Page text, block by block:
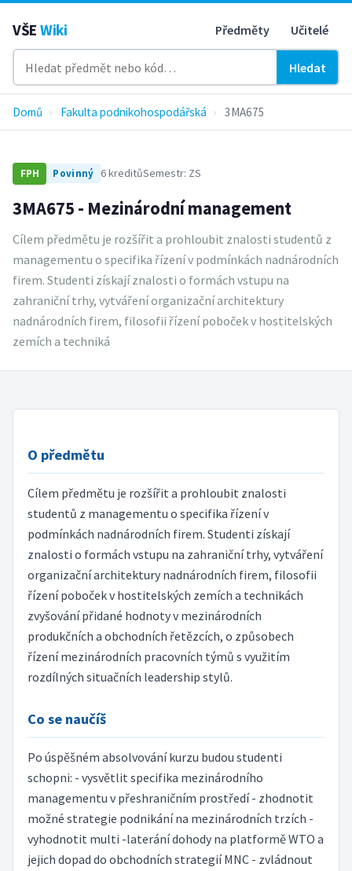
VŠE Wiki Předměty Učitelé
Hledat
Domů › Fakulta podnikohospodářská › 3MA675
FPH Povinný 6 kreditůSemestr: ZS
3MA675 - Mezinárodní management
Cílem předmětu je rozšířit a prohloubit znalosti studentů z
managementu o specifika řízení v podmínkách nadnárodních
firem. Studenti získají znalosti o formách vstupu na
zahraniční trhy, vytváření organizační architektury
nadnárodních firem, filosofii řízení poboček v hostitelských
zemích a techniká
O předmětu
Cílem předmětu je rozšířit a prohloubit znalosti
studentů z managementu o specifika řízení v
podmínkách nadnárodních firem. Studenti získají
znalosti o formách vstupu na zahraniční trhy, vytváření
organizační architektury nadnárodních firem, filosofii
řízení poboček v hostitelských zemích a technikách
zvyšování přidané hodnoty v mezinárodních
produkčních a obchodních řetězcích, o způsobech
řízení mezinárodních pracovních týmů s využitím
rozdílných situačních leadership stylů.
Co se naučíš
Po úspěšném absolvování kurzu budou studenti
schopni: - vysvětlit specifika mezinárodního
managementu v přeshraničním prostředí - zhodnotit
možné strategie podnikání na mezinárodních trzích -
vyhodnotit multi -laterání dohody na platformě WTO a
jejich dopad do obchodních strategií MNC - zvládnout